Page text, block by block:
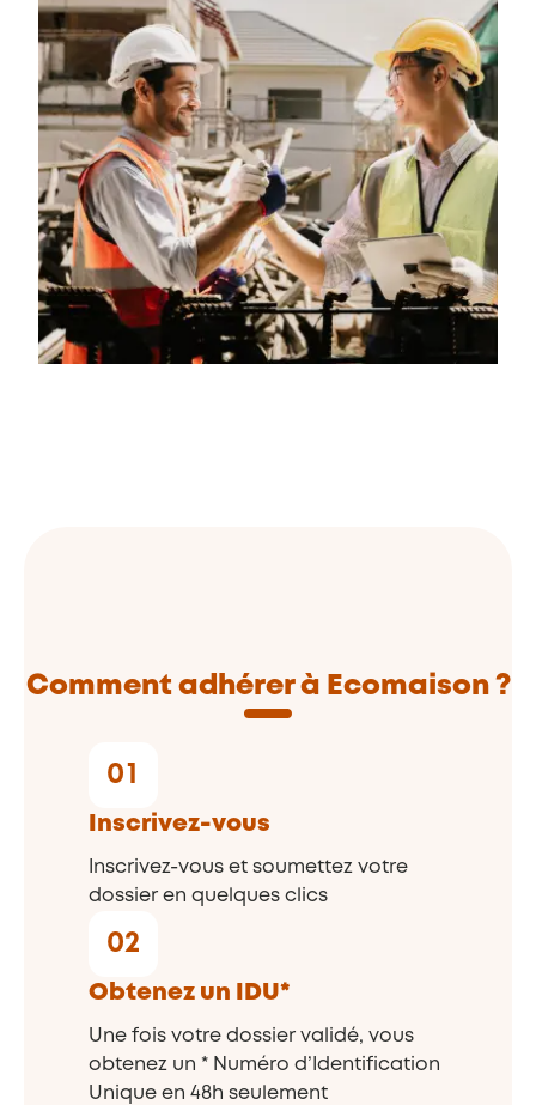
Comment adhérer à Ecomaison ?
01
Inscrivez-vous
Inscrivez-vous et soumettez votre
dossier en quelques clics
02
Obtenez un IDU*
Une fois votre dossier validé, vous
obtenez un * Numéro d’Identification
Unique en 48h seulement